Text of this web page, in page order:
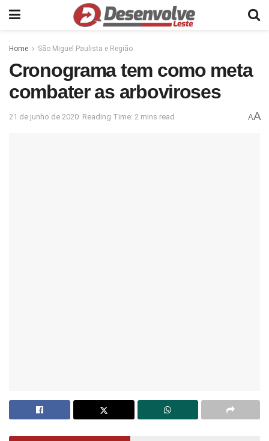
Home São Miguel Paulista e Região
Cronograma tem como meta
combater as arboviroses
21 de junho de 2020 Reading Time: 2 mins read AA